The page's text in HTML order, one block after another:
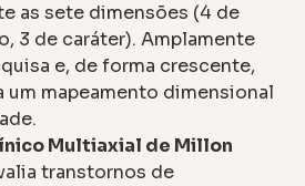
as sete dimensões (4 de
3 de caráter). Amplamente
e, de forma crescente,
um mapeamento dimensional
Multiaxial de Millon
transtornos de